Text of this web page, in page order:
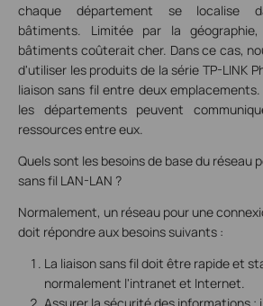
chaque département se localise
bâtiments. Limitée par la
bâtiments coûterait cher. Dans ce cas,
d'utiliser les produits de la série TP-LINK
liaison sans fil entre deux
les départements peuvent
ressources entre eux.
Quels sont les besoins de base du réseau
sans fil LAN-LAN ?
Normalement, un réseau pour une
doit répondre aux besoins suivants :
La liaison sans fil doit être rapide et
normalement l'intranet et Internet.
Assurer la sécurité des informations ;